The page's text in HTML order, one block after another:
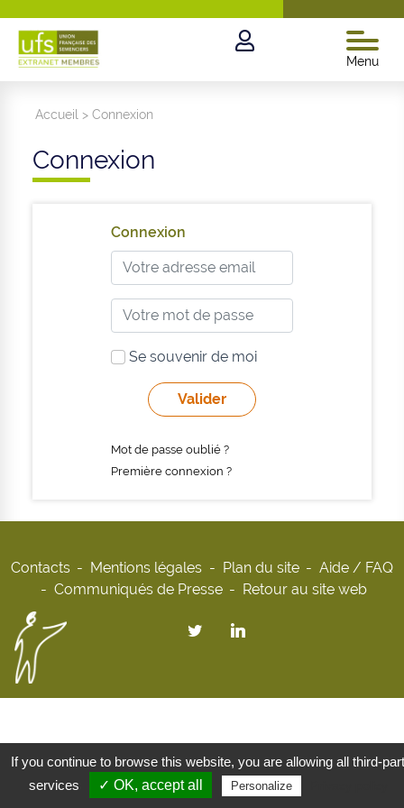
Menu
Accueil >Connexion
Connexion
Connexion
Se souvenir de moi
Mot de passe oublié ?
Première connexion ?
Contacts Mentions légales Plan du site
Aide / FAQ
Communiqués de Presse
Retour au site web
If you continue to browse this website, you are allowing all third-
services
✓ OK, accept all Personalize